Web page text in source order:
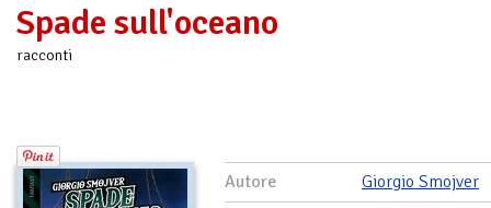
Spade sull'oceano
racconti
Autore
Giorgio Smojver